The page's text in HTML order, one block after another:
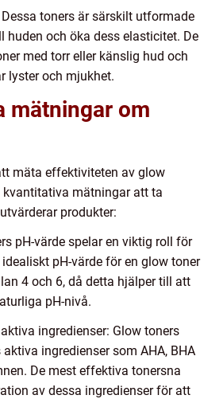
toners är särskilt utformade
och öka dess elasticitet. De
med torr eller känslig hud och
lyster och mjukhet.
mätningar om
mäta effektiviteten av glow
kvantitativa mätningar att ta
produkter:
pH-värde spelar en viktig roll för
pH-värde för en glow toner
4 och 6, då detta hjälper till att
pH-nivå.
ingredienser: Glow toners
ingredienser som AHA, BHA
De mest effektiva tonersna
av dessa ingredienser för att